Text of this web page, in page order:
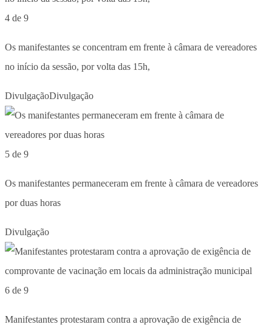
4 de 9
Os manifestantes se concentram em frente à câmara de vereadores
no início da sessão, por volta das 15h,
DivulgaçãoDivulgação
5 de 9
Os manifestantes permaneceram em frente à câmara de vereadores
por duas horas
Divulgação
6 de 9
Manifestantes protestaram contra a aprovação de exigência de